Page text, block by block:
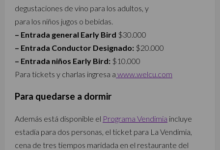
degustaciones de vino para los adultos, y
para los niños jugos o bebidas.
– Entrada general Early Bird $30.000
– Entrada Conductor Designado: $20.000
– Entrada niños Early Bird: $10.000
Para tickets y charlas ingresa a www.welcu.com
Para quedarse a dormir
Además está disponible el Programa Vendimia incluye
estadía para dos personas, el ticket para La Vendimia,
cena de tres tiempos maridada en el restaurante del